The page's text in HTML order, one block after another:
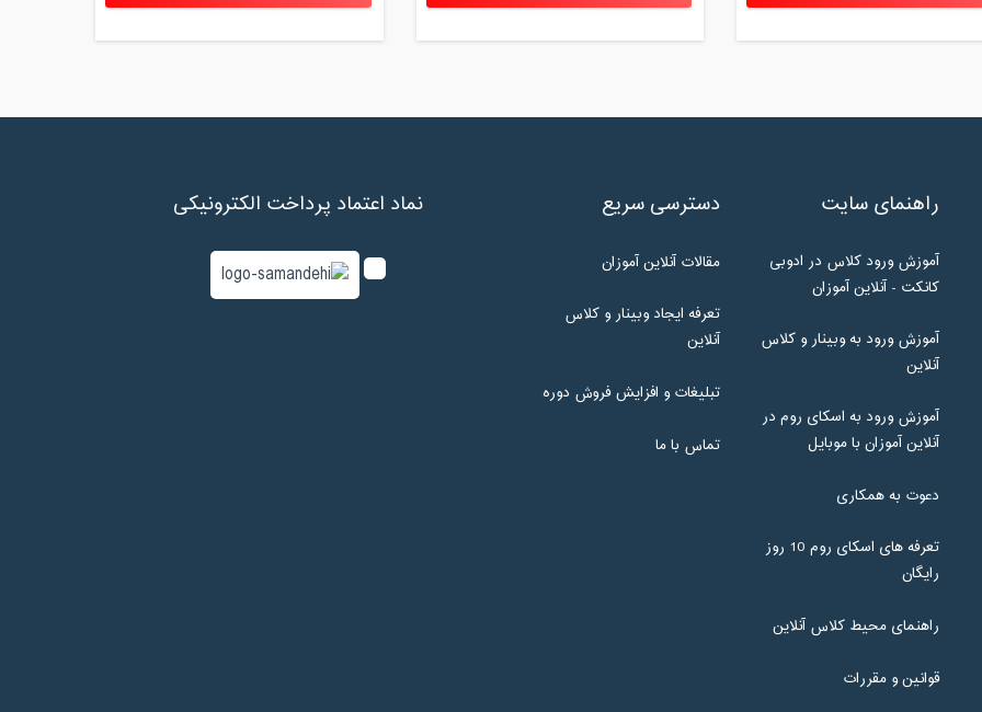
راهنمای سایت
آموزش ورود کلاس در ادوبی
کانکت - آنلاین آموزان
آموزش ورود به وبینار و کلاس
آنلاین
آموزش ورود به اسکای روم در
آنلاین آموزان با موبایل
دعوت به همکاری
تعرفه های اسکای روم 10 روز
رایگان
راهنمای محیط کلاس آنلاین
قوانین و مقررات
دسترسی سریع
مقالات آنلاین آموزان
تعرفه ایجاد وبینار و کلاس
آنلاین
تبلیغات و افزایش فروش دوره
تماس با ما
نماد اعتماد پرداخت الکترونیکی